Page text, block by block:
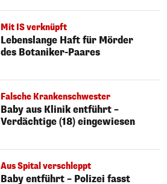
Mit IS verknüpft
Lebenslange Haft für Mörder
des Botaniker-Paares
Falsche Krankenschwester
Baby aus Klinik entführt –
Verdächtige (18) eingewiesen
Aus Spital verschleppt
Baby entführt – Polizei fasst